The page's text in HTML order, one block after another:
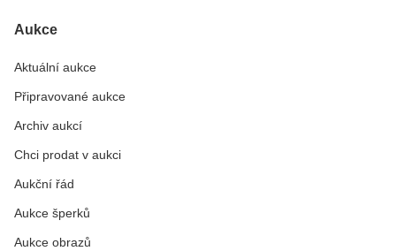
Aukce
Aktuální aukce
Připravované aukce
Archiv aukcí
Chci prodat v aukci
Aukční řád
Aukce šperků
Aukce obrazů